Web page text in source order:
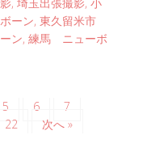
ーン, 東久留米市
ン, 練馬 ニューボ
5 6
7
22 次へ »